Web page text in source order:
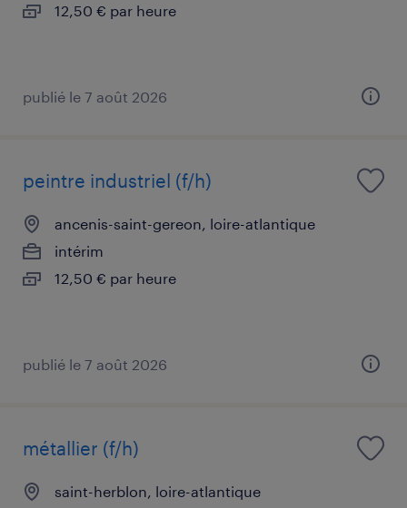
12,50 € par heure
publié le 7 août 2026
peintre industriel (f/h)
ancenis-saint-gereon, loire-atlantique
intérim
12,50 € par heure
publié le 7 août 2026
métallier (f/h)
saint-herblon, loire-atlantique